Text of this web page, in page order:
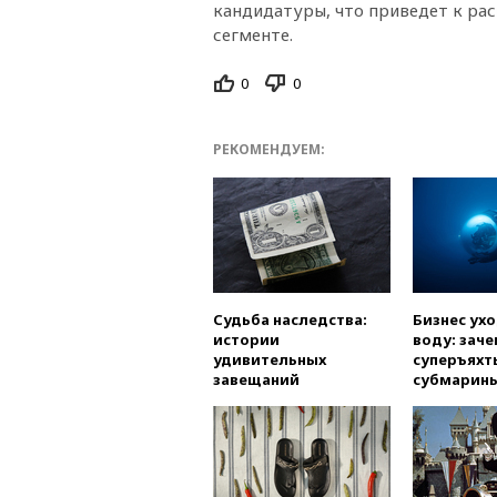
кандидатуры, что приведет к
сегменте.
0 0
РЕКОМЕНДУЕМ:
Судьба наследства:
истории
удивительных
завещаний
Бизнес
воду: